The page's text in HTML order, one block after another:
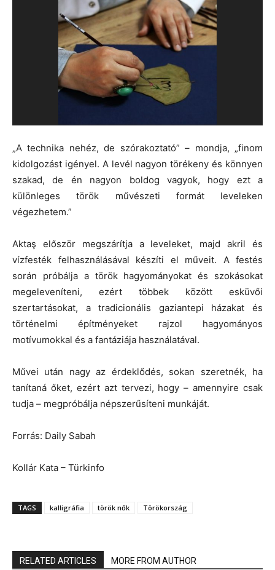
„A technika nehéz, de szórakoztató” – mondja, „finom
kidolgozást igényel. A levél nagyon törékeny és könnyen
szakad, de én nagyon boldog vagyok, hogy ezt a
különleges török művészeti formát leveleken
végezhetem.”
Aktaş először megszárítja a leveleket, majd akril és
vízfesték felhasználásával készíti el műveit. A festés
során próbálja a török hagyományokat és szokásokat
megeleveníteni, ezért többek között esküvői
szertartásokat, a tradicionális gaziantepi házakat és
történelmi építményeket rajzol hagyományos
motívumokkal és a fantáziája használatával.
Művei után nagy az érdeklődés, sokan szeretnék, ha
tanítaná őket, ezért azt tervezi, hogy – amennyire csak
tudja – megpróbálja népszerűsíteni munkáját.
Forrás: Daily Sabah
Kollár Kata – Türkinfo
TAGS kalligráfia török nők Törökország
RELATED ARTICLES MORE FROM AUTHOR